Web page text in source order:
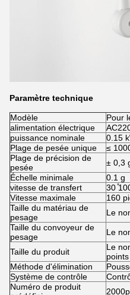
Paramètre technique
Modèle
Pour
alimentation électrique
puissance nominale
0.15
Plage de pesée unique
≤
Plage de précision de
pesée
± 0,3
Échelle minimale
0.1 g
vitesse de transfert
30
Vitesse maximale
160
Taille du matériau de
pesage
Le
Taille du convoyeur de
pesage
Le
Taille du produit
Le
Méthode d'élimination
Système de contrôle
Numéro de produit